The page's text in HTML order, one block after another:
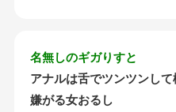
名無しのギガりすと
アナルは舌でツンツンし
嫌がる女おるし